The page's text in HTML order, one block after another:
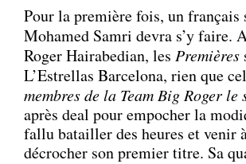
Pour la première fois, un français
Mohamed Samri devra s’y faire.
Roger Hairabedian, les Premières
L’Estrellas Barcelona, rien que
membres de la Team Big Roger
après deal pour empocher la
fallu batailler des heures et venir
décrocher son premier titre. Sa